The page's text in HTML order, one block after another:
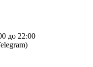
до 22:00